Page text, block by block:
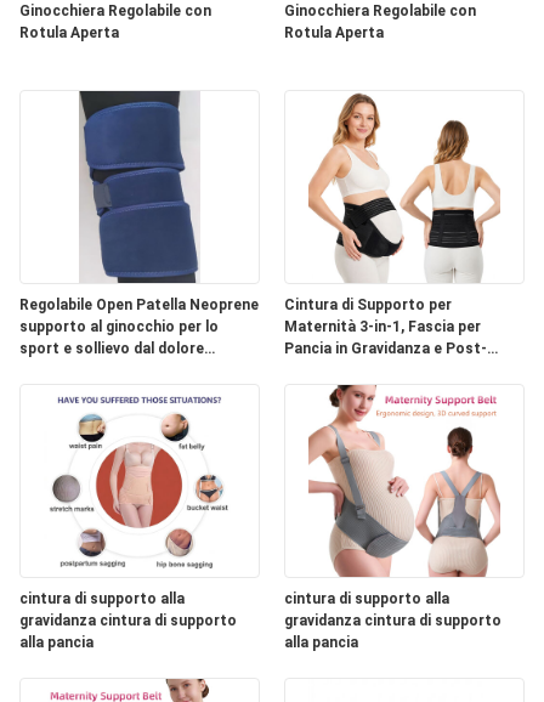
Ginocchiera Regolabile con
Rotula Aperta
Ginocchiera Regolabile con
Rotula Aperta
Regolabile Open Patella Neoprene
supporto al ginocchio per lo
sport e sollievo dal dolore
Cintura di Supporto per
Maternità 3-in-1, Fascia per
Pancia in Gravidanza e Post-
cintura di supporto alla
gravidanza cintura di supporto
alla pancia
cintura di supporto alla
gravidanza cintura di supporto
alla pancia